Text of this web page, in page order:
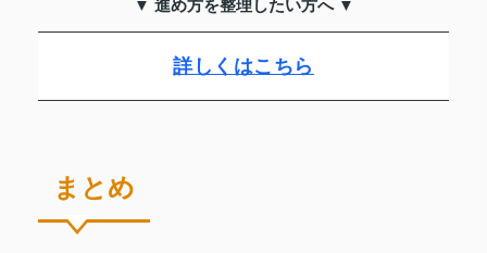
▼ 進め方を整理したい方へ ▼
詳しくはこちら
まとめ